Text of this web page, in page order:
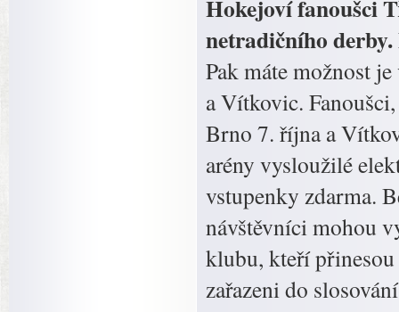
Hokejoví fanoušci
netradičního
Pak máte možnost
a Vítkovic.
Brno 7. října a
arény vysloužilé
vstupenky zdarma.
návštěvníci mohou
klubu, kteří
zařazeni do